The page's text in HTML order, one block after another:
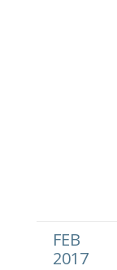
FEB
2017